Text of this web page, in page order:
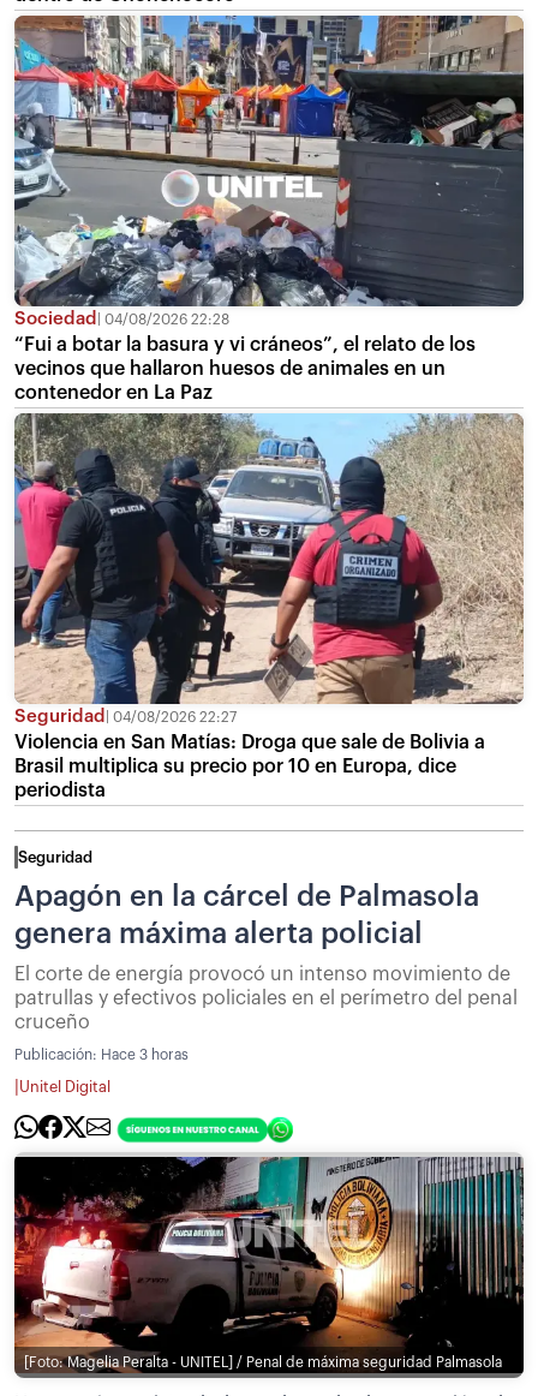
Sociedad 04/08/2026 22:28
“Fui a botar la basura y vi cráneos”, el relato de los
vecinos que hallaron huesos de animales en un
contenedor en La Paz
Seguridad 04/08/2026 22:27
Violencia en San Matías: Droga que sale de Bolivia a
Brasil multiplica su precio por 10 en Europa, dice
periodista
Seguridad
Apagón en la cárcel de Palmasola
genera máxima alerta policial
El corte de energía provocó un intenso movimiento de
patrullas y efectivos policiales en el perímetro del penal
cruceño
Publicación: Hace 3 horas
Unitel Digital
[Foto: Magelia Peralta - UNITEL] / Penal de máxima seguridad Palmasola